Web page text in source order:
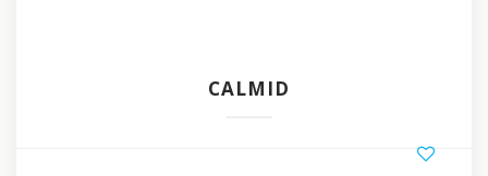
CALMID